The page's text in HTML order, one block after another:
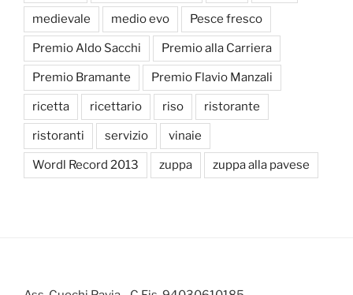
medievale medio evo Pesce fresco
Premio Aldo Sacchi Premio alla Carriera
Premio Bramante Premio Flavio Manzali
ricetta ricettario riso ristorante
ristoranti servizio vinaie
Wordl Record 2013 zuppa zuppa alla pavese